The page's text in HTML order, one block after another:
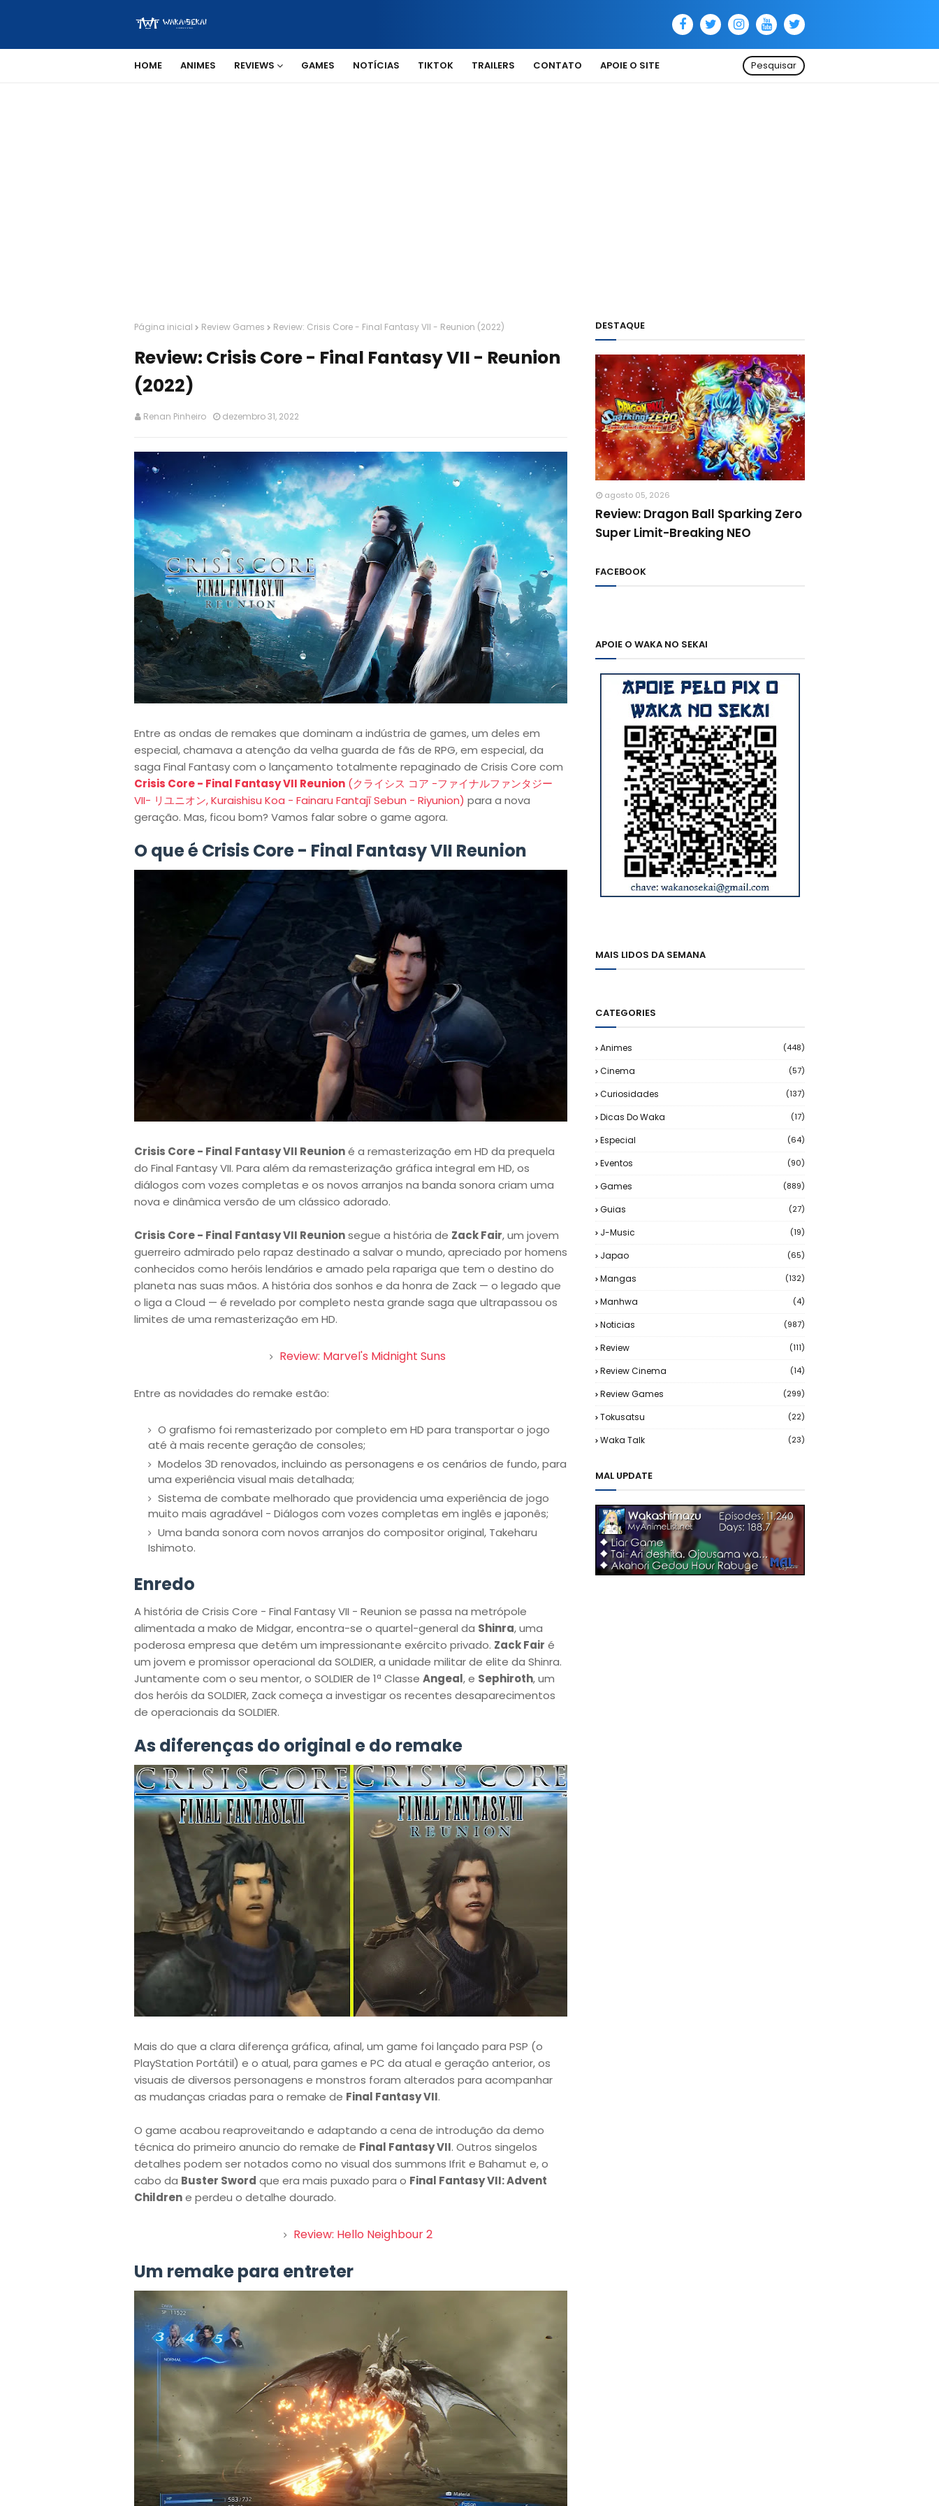
HOME ANIMES REVIEWS GAMES NOTÍCIAS TIKTOK TRAILERS CONTATO APOIE O SITE Pesquisar
Página inicial Review Games Review: Crisis Core - Final Fantasy VII - Reunion (2022)
Review: Crisis Core - Final Fantasy VII - Reunion
(2022)
Renan Pinheiro dezembro 31, 2022
Entre as ondas de remakes que dominam a indústria de games, um deles em
especial, chamava a atenção da velha guarda de fãs de RPG, em especial, da
saga Final Fantasy com o lançamento totalmente repaginado de Crisis Core com
Crisis Core - Final Fantasy VII Reunion (クライシス コア -ファイナルファンタジー
VII- リユニオン, Kuraishisu Koa - Fainaru Fantajī Sebun - Riyunion) para a nova
geração. Mas, ficou bom? Vamos falar sobre o game agora.
O que é Crisis Core - Final Fantasy VII Reunion
Crisis Core - Final Fantasy VII Reunioné a remasterização em HD da prequela
do Final Fantasy VII. Para além da remasterização gráfica integral em HD, os
diálogos com vozes completas e os novos arranjos na banda sonora criam uma
nova e dinâmica versão de um clássico adorado.
Crisis Core - Final Fantasy VII Reunionsegue a história de Zack Fair, um jovem
guerreiro admirado pelo rapaz destinado a salvar o mundo, apreciado por homens
conhecidos como heróis lendários e amado pela rapariga que tem o destino do
planeta nas suas mãos. A história dos sonhos e da honra de Zack — o legado que
o liga a Cloud — é revelado por completo nesta grande saga que ultrapassou os
limites de uma remasterização em HD.
Review: Marvel's Midnight Suns
Entre as novidades do remake estão:
O grafismo foi remasterizado por completo em HD para transportar o jogo
até à mais recente geração de consoles;
Modelos 3D renovados, incluindo as personagens e os cenários de fundo, para
uma experiência visual mais detalhada;
Sistema de combate melhorado que providencia uma experiência de jogo
muito mais agradável - Diálogos com vozes completas em inglês e japonês;
Uma banda sonora com novos arranjos do compositor original, Takeharu
Ishimoto.
Enredo
A história de Crisis Core - Final Fantasy VII - Reunion se passa na metrópole
alimentada a mako de Midgar, encontra-se o quartel-general da Shinra, uma
poderosa empresa que detém um impressionante exército privado. Zack Fair é
um jovem e promissor operacional da SOLDIER, a unidade militar de elite da Shinra.
Juntamente com o seu mentor, o SOLDIER de 1ª Classe Angeal, e Sephiroth, um
dos heróis da SOLDIER, Zack começa a investigar os recentes desaparecimentos
de operacionais da SOLDIER.
As diferenças do original e do remake
Mais do que a clara diferença gráfica, afinal, um game foi lançado para PSP (o
PlayStation Portátil) e o atual, para games e PC da atual e geração anterior, os
visuais de diversos personagens e monstros foram alterados para acompanhar
as mudanças criadas para o remake de Final Fantasy VII.
O game acabou reaproveitando e adaptando a cena de introdução da demo
técnica do primeiro anuncio do remake de Final Fantasy VII. Outros singelos
detalhes podem ser notados como no visual dos summons Ifrit e Bahamut e, o
cabo da Buster Sword que era mais puxado para o Final Fantasy VII: Advent
Childrene perdeu o detalhe dourado.
Review: Hello Neighbour 2
Um remake para entreter
DESTAQUE
agosto 05, 2026
Review: Dragon Ball Sparking Zero
Super Limit-Breaking NEO
FACEBOOK
APOIE O WAKA NO SEKAI
MAIS LIDOS DA SEMANA
CATEGORIES
Animes (448)
Cinema (57)
Curiosidades (137)
Dicas Do Waka (17)
Especial (64)
Eventos (90)
Games (889)
Guias (27)
J-Music (19)
Japao (65)
Mangas (132)
Manhwa (4)
Noticias (987)
Review (111)
Review Cinema (14)
Review Games (299)
Tokusatsu (22)
Waka Talk (23)
MAL UPDATE